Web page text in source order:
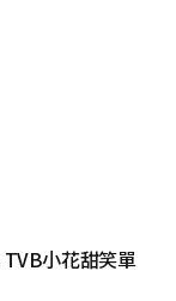
小花甜笑單